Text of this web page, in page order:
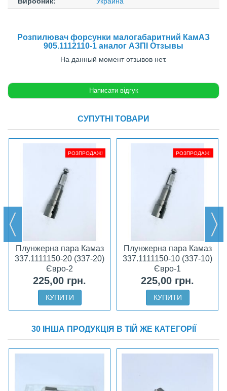
Розпилювач форсунки малогабаритний КамАЗ
905.1112110-1 аналог АЗПІ Отзывы
На данный момент отзывов нет.
СУПУТНІ ТОВАРИ
РОЗПРОДАЖ!
Плунжерна пара Камаз
337.1111150-20 (337-20)
Євро-2
225,00 грн.
КУПИТИ
РОЗПРОДАЖ!
Плунжерна пара Камаз
337.1111150-10 (337-10)
Євро-1
225,00 грн.
КУПИТИ
30 ІНША ПРОДУКЦІЯ В ТІЙ ЖЕ КАТЕГОРІЇ